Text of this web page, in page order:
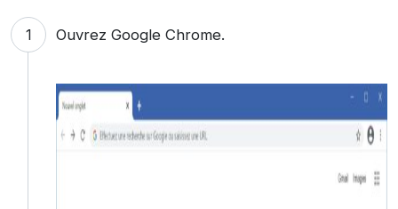
Ouvrez Google Chrome.